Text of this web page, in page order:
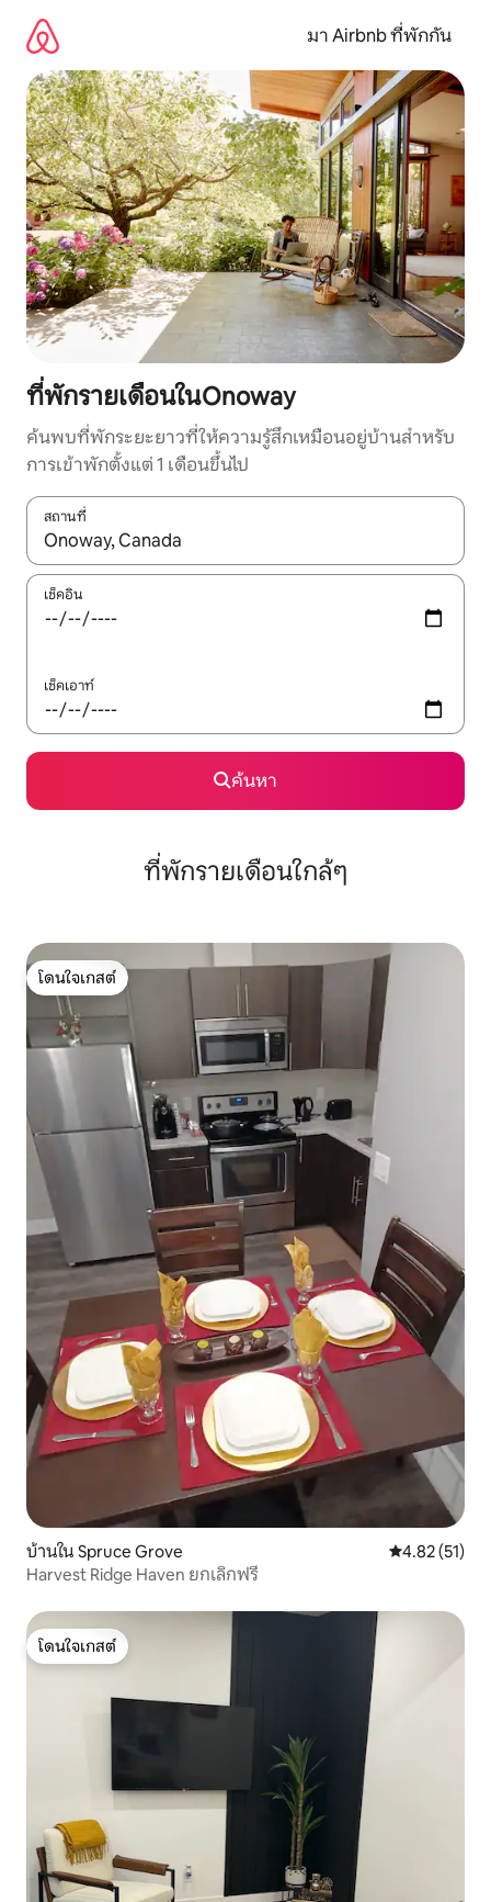
เนื้อหา
มา Airbnb ที่พักกัน
ที่พักรายเดือนในOnoway
ค้นพบที่พักระยะยาวที่ให้ความรู้สึกเหมือนอยู่บ้านสำหรับ
การเข้าพักตั้งแต่ 1 เดือนขึ้นไป
สถานที่
ใช้ลูกศรขึ้นลง หรือใช้การสัมผัสหรือปัด เพื่อสำรวจผลการค้นหา
เช็คอิน
เช็คเอาท์
ค้นหา
ที่พักรายเดือนใกล้ๆ
โดนใจเกสต์
โดนใจเกสต์
บ้านใน Spruce Grove คะแนนเฉลี่ย
4.82 (51)
Harvest Ridge Haven ยกเลิกฟรี
โดนใจเกสต์
โดนใจเกสต์